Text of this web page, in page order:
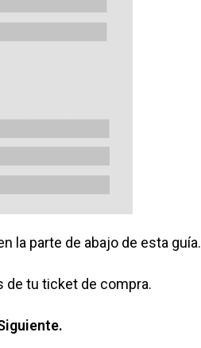
la parte de abajo de esta guía.
de tu ticket de compra.